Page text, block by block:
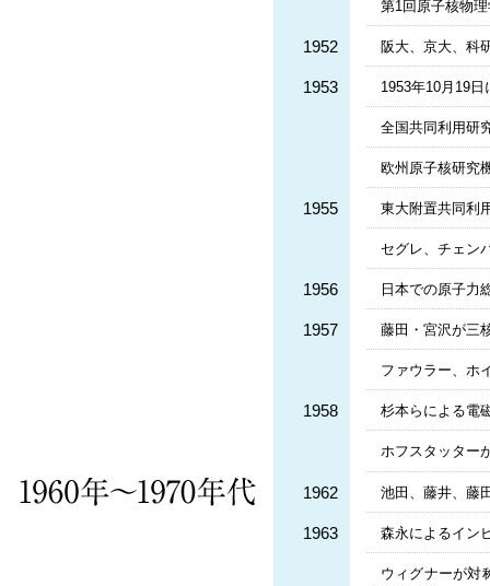
第1回原子核物
1952 阪大、京大、科
1953 1953年10月19
全国共同利用研
欧州原子核研究
1955 東大附置共同利
セグレ、チェン
1956 日本での原子力
1957 藤田・宮沢が三
ファウラー、ホ
1958 杉本らによる電
ホフスタッター
1962 池田、藤井、藤
1963 森永によるイン
ウィグナーが対